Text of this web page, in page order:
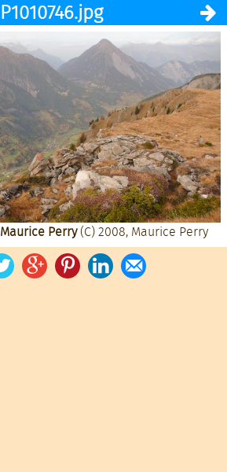
P1010746.jpg
Maurice Perry(C) 2008, Maurice Perry